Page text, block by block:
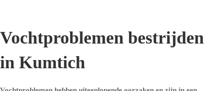
Vochtproblemen bestrijden
in Kumtich